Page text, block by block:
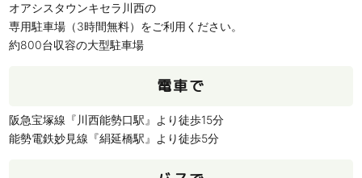
オアシスタウンキセラ川西の
専用駐車場（3時間無料）をご利用ください。
約800台収容の大型駐車場
電車で
阪急宝塚線『川西能勢口駅』より徒歩15分
能勢電鉄妙見線『絹延橋駅』より徒歩5分